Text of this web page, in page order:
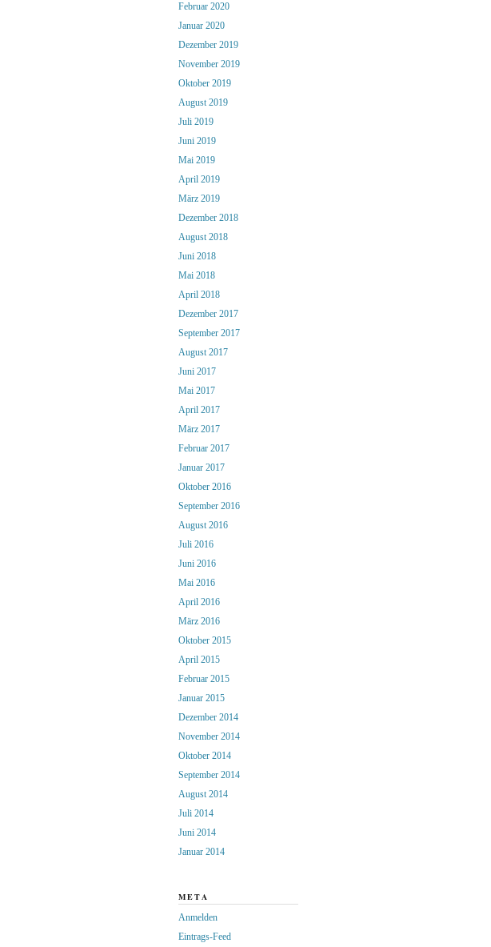
Februar 2020
Januar 2020
Dezember 2019
November 2019
Oktober 2019
August 2019
Juli 2019
Juni 2019
Mai 2019
April 2019
März 2019
Dezember 2018
August 2018
Juni 2018
Mai 2018
April 2018
Dezember 2017
September 2017
August 2017
Juni 2017
Mai 2017
April 2017
März 2017
Februar 2017
Januar 2017
Oktober 2016
September 2016
August 2016
Juli 2016
Juni 2016
Mai 2016
April 2016
März 2016
Oktober 2015
April 2015
Februar 2015
Januar 2015
Dezember 2014
November 2014
Oktober 2014
September 2014
August 2014
Juli 2014
Juni 2014
Januar 2014
META
Anmelden
Eintrags-Feed